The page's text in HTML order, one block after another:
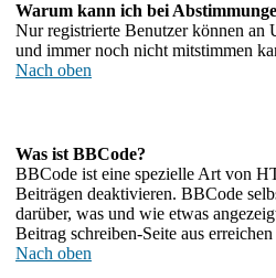
Warum kann ich bei
Nur registrierte Benutzer können an
und immer noch nicht mitstimmen
Nach oben
Was ist BBCode?
BBCode ist eine spezielle Art von
Beiträgen deaktivieren. BBCode
darüber, was und wie etwas
Beitrag schreiben-Seite aus erreichen
Nach oben